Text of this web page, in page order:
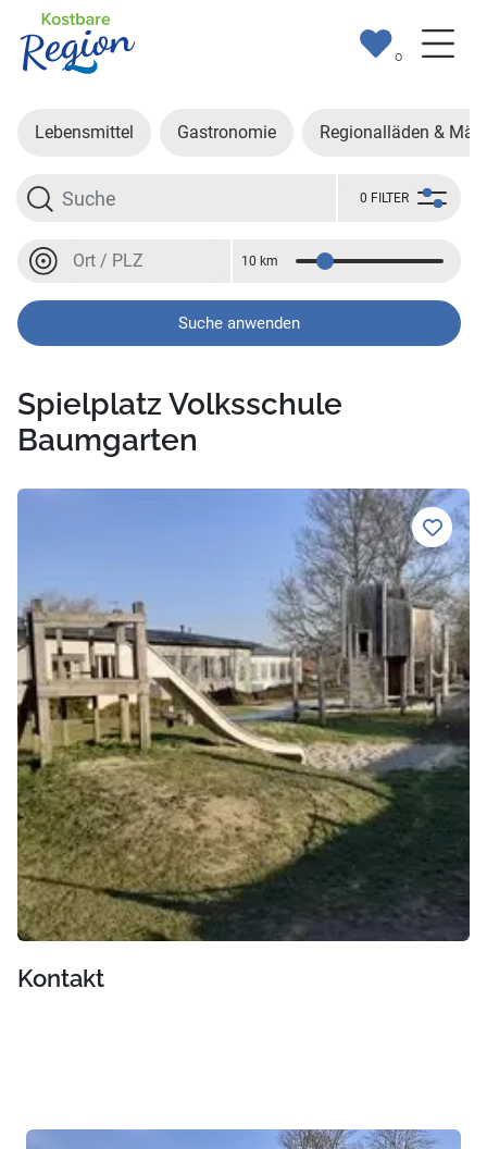
0
Lebensmittel Gastronomie Regionalläden &
Suche
0 FILTER
Ort oder PLZ
Entfernung
10 km
Suche anwenden
Spielplatz Volksschule
Baumgarten
Kontakt